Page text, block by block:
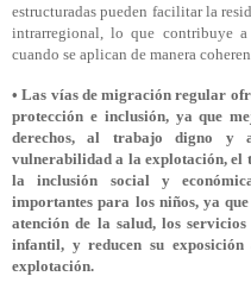
estructuradas pueden facilitar la
intrarregional, lo que contribuye
cuando se aplican de manera
• Las vías de migración regular
protección e inclusión, ya que
derechos, al trabajo digno y
vulnerabilidad a la explotación, el
la inclusión social y
importantes para los niños, ya
atención de la salud, los
infantil, y reducen su
explotación.